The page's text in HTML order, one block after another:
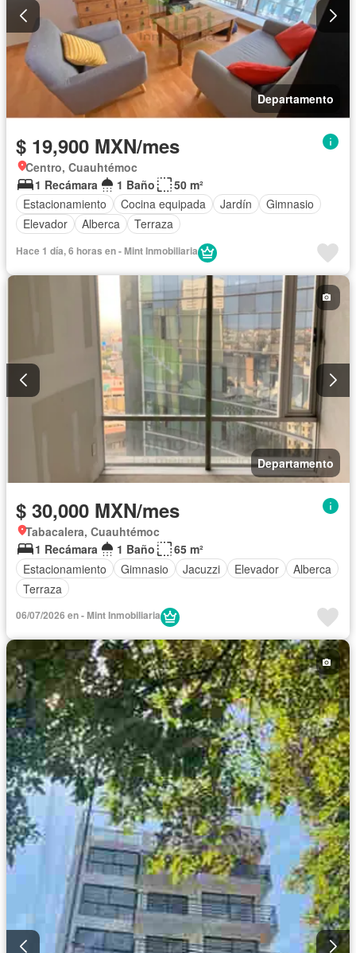
Departamento
$ 19,900 MXN/mes
Centro, Cuauhtémoc
1 Recámara
1 Baño
50 m²
Estacionamiento
Cocina equipada Jardín
Gimnasio
Elevador
Alberca Terraza
Hace 1 día, 6 horas en - Mint Inmobiliaria
Departamento
$ 30,000 MXN/mes
Tabacalera, Cuauhtémoc
1 Recámara
1 Baño
65 m²
Estacionamiento
Gimnasio Jacuzzi Elevador
Alberca
Terraza
06/07/2026 en - Mint Inmobiliaria